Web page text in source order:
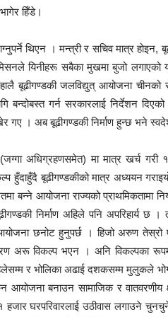
हिँडे।
थिएन । मन्त्री र सचिव मात्र
यिनीहरू सबैका मुखमा बुजो लगाएको
बूढीगण्डकी जलविद्युत् आयोजना चीनको
बन्दोबस्त गर्न सरकारलाई निर्देशन
गए । अब बूढीगण्डकी निर्माण हुन्छ भने
अधिग्रहणसमेत) मा मात्र खर्च गरी
हुँदाहुँदै बूढीगण्डकीको मात्र अध्ययन
बन्ने आयोजना राज्यको
निर्माण अहिले पनि अपरिहार्य
छनोट हुनुपर्छ । हिजो अरुण तेस्रो
विकल्प भएन । अनि विकल्पका रूपमा
र भोलिका अढाई दशकसम्म मुलुकले
बनाउन सामाजिक र वातवरणीय
घरपरिवारलाई उठीवास लगाउने